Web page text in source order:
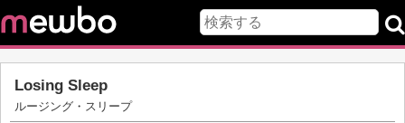
Losing Sleep
ルージング・スリープ